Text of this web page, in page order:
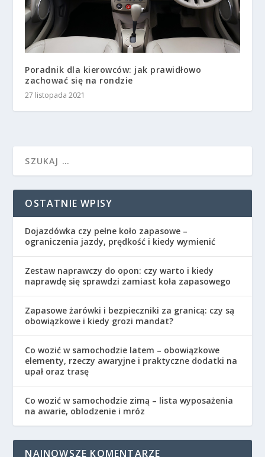
Poradnik dla kierowców: jak prawidłowo
zachować się na rondzie
27 listopada 2021
OSTATNIE WPISY
Dojazdówka czy pełne koło zapasowe –
ograniczenia jazdy, prędkość i kiedy wymienić
Zestaw naprawczy do opon: czy warto i kiedy
naprawdę się sprawdzi zamiast koła zapasowego
Zapasowe żarówki i bezpieczniki za granicą: czy są
obowiązkowe i kiedy grozi mandat?
Co wozić w samochodzie latem – obowiązkowe
elementy, rzeczy awaryjne i praktyczne dodatki na
upał oraz trasę
Co wozić w samochodzie zimą – lista wyposażenia
na awarie, oblodzenie i mróz
NAJNOWSZE KOMENTARZE